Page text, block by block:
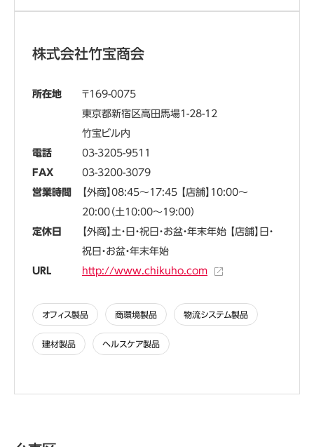
株式会社竹宝商会
所在地
169-0075
東京都新宿区高田馬場1-28-12
竹宝ビル内
電話
03-3205-9511
FAX
03-3200-3079
営業時間
【外商】08:45～17:45 【店舗】10:00～
20:00（土10:00～19:00）
定休日
【外商】土・日・祝日・お盆・年末年始 【店舗】日・
祝日・お盆・年末年始
URL
http://www.chikuho.com
オフィス製品 商環境製品 物流システム製品
建材製品 ヘルスケア製品